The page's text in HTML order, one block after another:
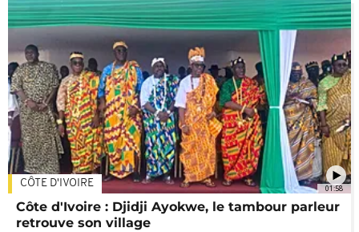
01:58
CÔTE D'IVOIRE
Côte d'Ivoire : Djidji Ayokwe, le tambour parleur
retrouve son village